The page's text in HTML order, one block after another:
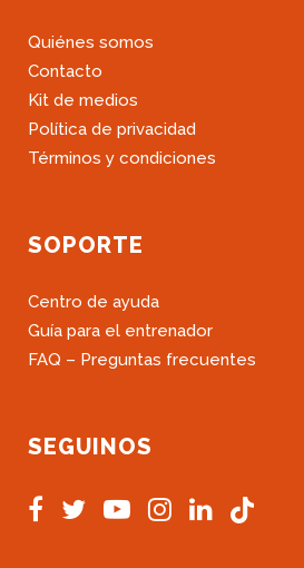
Quiénes somos
Contacto
Kit de medios
Política de privacidad
Términos y condiciones
SOPORTE
Centro de ayuda
Guía para el entrenador
FAQ – Preguntas frecuentes
SEGUINOS